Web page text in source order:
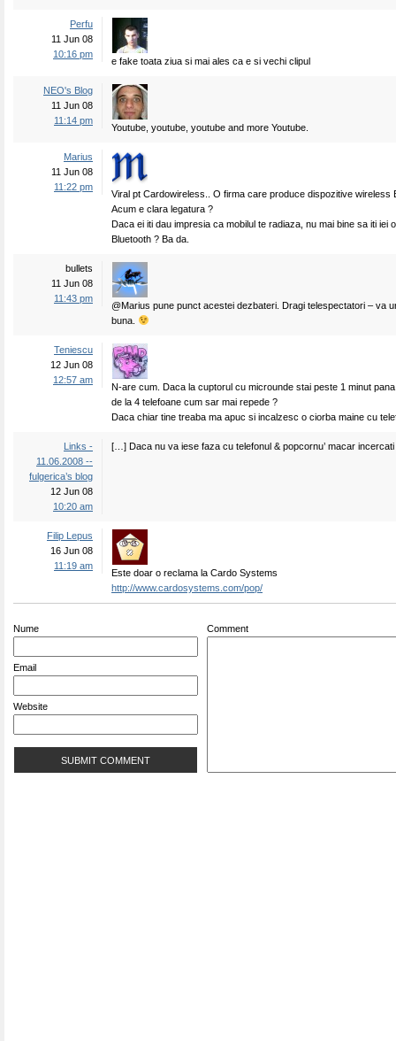
Perfu
11 Jun 08
10:16 pm
e fake toata ziua si mai ales ca e si vechi clipul
NEO's Blog
11 Jun 08
11:14 pm
Youtube, youtube, youtube and more Youtube.
Marius
11 Jun 08
11:22 pm
Viral pt Cardowireless.. O firma care produce dispozitive wireless
Acum e clara legatura ?
Daca ei iti dau impresia ca mobilul te radiaza, nu mai bine sa iti iei
Bluetooth ? Ba da.
bullets
11 Jun 08
11:43 pm
@Marius pune punct acestei dezbateri. Dragi telespectatori – va
buna.
Teniescu
12 Jun 08
12:57 am
N-are cum. Daca la cuptorul cu microunde stai peste 1 minut
de la 4 telefoane cum sar mai repede ?
Daca chiar tine treaba ma apuc si incalzesc o ciorba maine cu
Links -
11.06.2008 --
fulgerica’s blog
12 Jun 08
10:20 am
[…] Daca nu va iese faza cu telefonul & popcornu’ macar
Filip Lepus
16 Jun 08
11:19 am
Este doar o reclama la Cardo Systems
http://www.cardosystems.com/pop/
Nume
Email
Website
Comment